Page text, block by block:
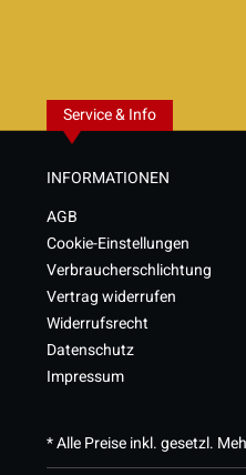
Service & Info
INFORMATIONEN
AGB
Cookie-Einstellungen
Verbraucherschlichtung
Vertrag widerrufen
Widerrufsrecht
Datenschutz
Impressum
* Alle Preise inkl. gesetzl.